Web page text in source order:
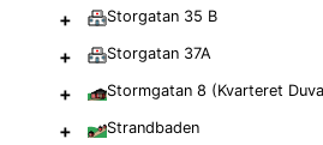
+ Storgatan 35 B
+ Storgatan 37A
+ Stormgatan 8 (Kvarteret
+ Strandbaden